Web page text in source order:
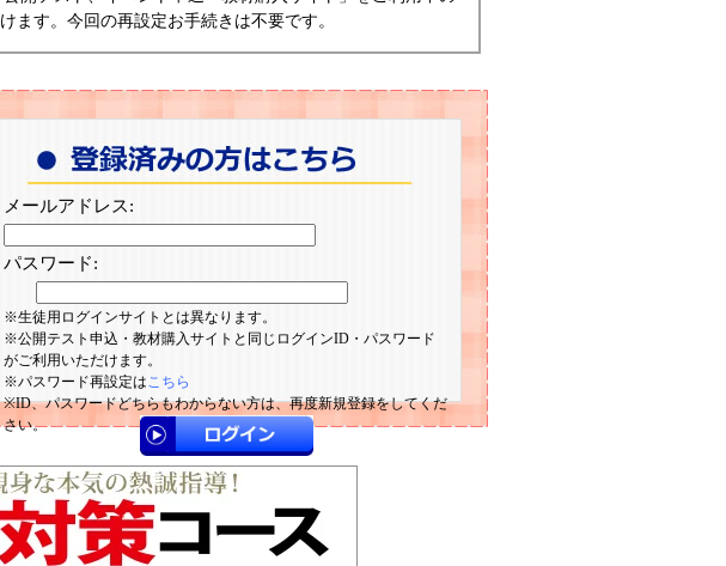
す。今回の再設定お手続きは不要です。
メールアドレス:
パスワード:
生徒用ログインサイトとは異なります。
公開テスト申込・教材購入サイトと同じログインID・パスワード
がご利用いただけます。
パスワード再設定はこちら
ID、パスワードどちらもわからない方は、再度新規登録をしてくだ
さい。